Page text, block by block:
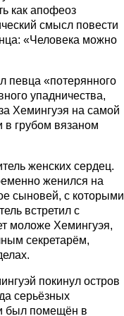
как апофеоз
смысл повести
«Человека можно
певца «потерянного
упадничества,
Хемингуэя на самой
в грубом вязаном
женских сердец.
женился на
сыновей, с которыми
встретил с
моложе Хемингуэя,
секретарём,
покинул остров
серьёзных
был помещён в